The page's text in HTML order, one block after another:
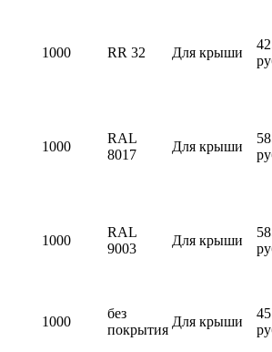
1000 RR 32 Для крыши
1000
RAL
8017
Для крыши
1000
RAL
9003
Для крыши
1000
без
покрытия
Для крыши